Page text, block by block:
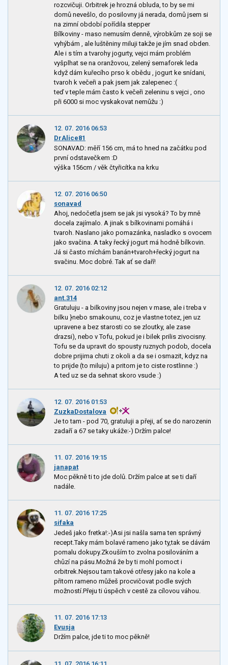
rozcvičuji. Orbitrek je hrozná obluda, to by se mi
domů nevešlo, do posilovny já nerada, domů jsem si
na zimní období pořídila stepper
Bílkoviny - maso nemusím denně, výrobkům ze soji se
vyhýbám , ale luštěniny miluji takže je jím snad obden.
Ale i s tím a tvarohy jogurty, vejci mám problém
vyšplhat se na oranžovou, zelený semaforek leda
když dám kuřecího prso k obědu , jogurt ke snídani,
tvaroh k večeři a pak jsem jak zalepenec :(
teď v teple mám často k večeři zeleninu s vejci , ono
při 6000 si moc vyskakovat nemůžu :)
12. 07. 2016 06:53
DrAlice81
SONAVAD: měří 156 cm, má to hned na začátku pod
první odstavečkem :D
výška 156cm / věk čtyřicítka na krku
12. 07. 2016 06:50
sonavad
Ahoj, nedočetla jsem se jak jsi vysoká? To by mně
docela zajímalo. A jinak s bílkovinami pomáhá i
tvaroh. Naslano jako pomazánka, nasladko s ovocem
jako svačina. A taky řecký jogurt má hodně bílkovin.
Já si často míchám banán+tvaroh+řecký jogurt na
svačinu. Moc dobré. Tak ať se daří!
12. 07. 2016 02:12
ant.314
Gratuluju - a bilkoviny jsou nejen v mase, ale i treba v
bilku }nebo smakounu, coz je vlastne totez, jen uz
upravene a bez starosti co se zloutky, ale zase
drazsi), nebo v Tofu, pokud je i bilek prilis zivocisny.
Tofu se da upravit do spousty ruznych podob, docela
dobre prijima chuti z okoli a da se i osmazit, kdyz na
to prijde (to miluju) a pritom je to ciste rostlinne :)
A ted uz se da sehnat skoro vsude :)
12. 07. 2016 01:53
ZuzkaDostalova
Je to tam - pod 70, gratuluji a přeji, ať se do narozenin
zadaří a 67 se taky ukáže:-) Držím palce!
11. 07. 2016 19:15
janapat
Moc pěkně ti to jde dolů. Držím palce at se ti daří
nadále.
11. 07. 2016 17:25
sifaka
Jedeš jako fretka!:-)Asi jsi našla sama ten správný
recept.Taky mám bolavé rameno jako ty,tak se dávám
pomalu dokupy.Zkouším to zvolna posilováním a
chůzí na pásu.Možná že by ti mohl pomoct i
orbitrek.Nejsou tam takové otřesy jako na kole a
přitom rameno můžeš procvičovat podle svých
možností.Přeju ti úspěch v cestě za cílovou váhou.
11. 07. 2016 17:13
Evusja
Držím palce, jde ti to moc pěkně!